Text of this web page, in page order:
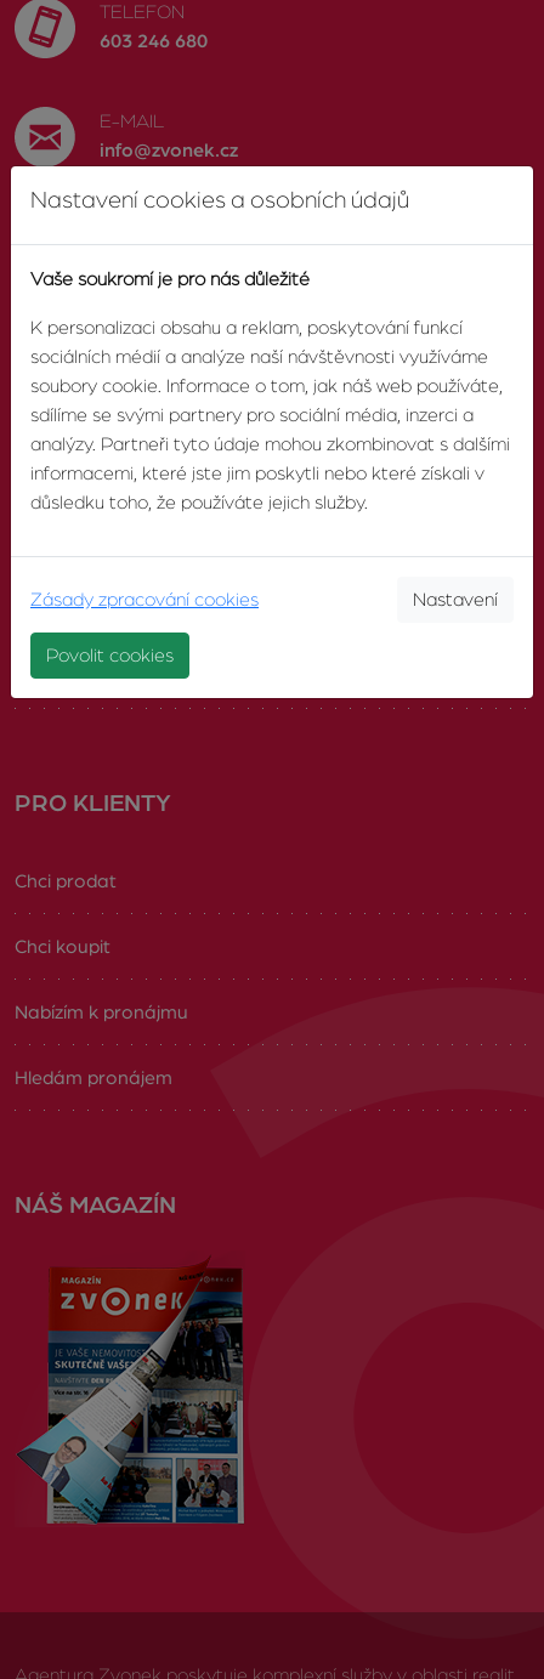
TELEFON
603 246 680
E-MAIL
info@zvonek.cz
O AGENTUŘE
O nás
Náš tým
Volná pracovní místa
PRO KLIENTY
Chci prodat
Chci koupit
Nabízím k pronájmu
Hledám pronájem
NÁŠ MAGAZÍN
Agentura Zvonek poskytuje komplexní služby v oblasti realit,
Nastavení cookies a osobních údajů
Vaše soukromí je pro nás důležité
K personalizaci obsahu a reklam, poskytování funkcí
sociálních médií a analýze naší návštěvnosti využíváme
soubory cookie. Informace o tom, jak náš web používáte,
sdílíme se svými partnery pro sociální média, inzerci a
analýzy. Partneři tyto údaje mohou zkombinovat s dalšími
informacemi, které jste jim poskytli nebo které získali v
důsledku toho, že používáte jejich služby.
Zásady zpracování cookies Nastavení
Povolit cookies